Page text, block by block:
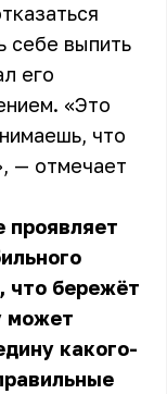
себе выпить
его
«Это
что
— отмечает
проявляет
что бережёт
может
какого-